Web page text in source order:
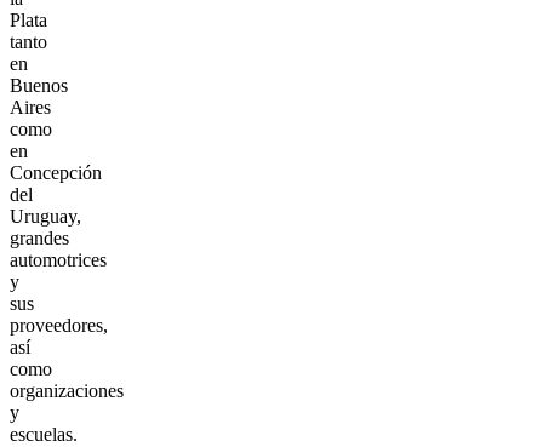
Plata
tanto
en
Buenos
Aires
como
en
Concepción
del
Uruguay,
grandes
automotrices
y
sus
proveedores,
así
como
organizaciones
y
escuelas.